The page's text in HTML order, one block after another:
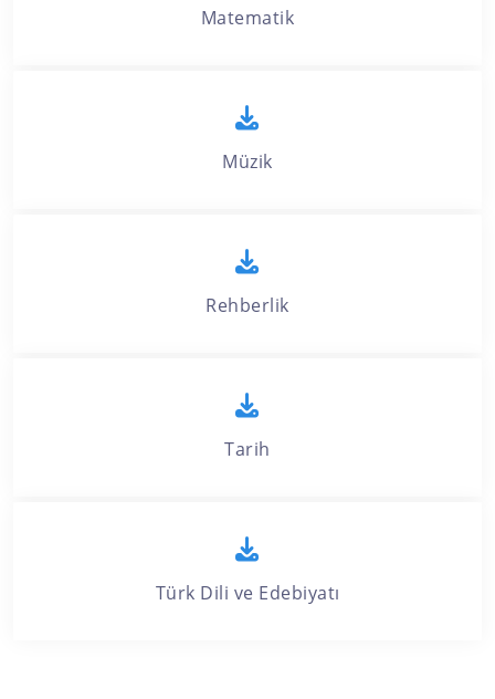
Matematik
Müzik
Rehberlik
Tarih
Türk Dili ve Edebiyatı